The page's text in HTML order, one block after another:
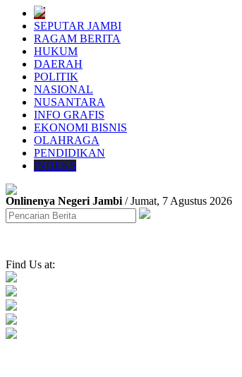
SEPUTAR JAMBI
RAGAM BERITA
HUKUM
DAERAH
POLITIK
NASIONAL
NUSANTARA
INFO GRAFIS
EKONOMI BISNIS
OLAHRAGA
PENDIDIKAN
INDEKS
Onlinenya Negeri Jambi / Jumat, 7 Agustus 2026
Find Us at: